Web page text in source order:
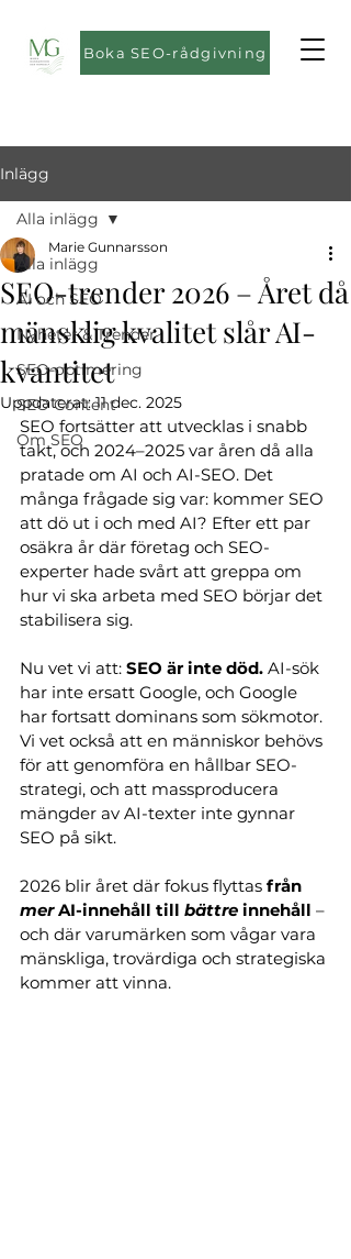
Boka SEO-rådgivning
Inlägg
Alla inlägg
AI och SEO
Nyheter & Trender
SEO-optimering
SEO Content
Om SEO
Alla inlägg
SEO-trender 2026 – Året då
mänsklig kvalitet slår AI-
kvantitet
Marie Gunnarsson
Uppdaterat:11 dec. 2025
SEO fortsätter att utvecklas i snabb
takt, och 2024–2025 var åren då alla
pratade om AI och AI-SEO. Det
många frågade sig var: kommer SEO
att dö ut i och med AI? Efter ett par
osäkra år där företag och SEO-
experter hade svårt att greppa om
hur vi ska arbeta med SEO börjar det
stabilisera sig.
Nu vet vi att: SEO är inte död. AI-sök
har inte ersatt Google, och Google
har fortsatt dominans som sökmotor.
Vi vet också att en människor behövs
för att genomföra en hållbar SEO-
strategi, och att massproducera
mängder av AI-texter inte gynnar
SEO på sikt.
2026 blir året där fokus flyttas från
mer AI-innehåll till bättre innehåll –
och där varumärken som vågar vara
mänskliga, trovärdiga och strategiska
kommer att vinna.